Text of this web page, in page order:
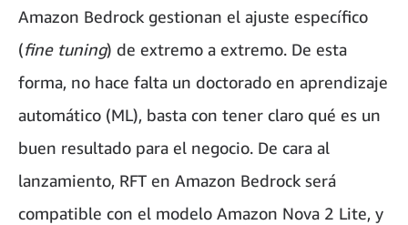
Amazon Bedrock gestionan el ajuste específico
(fine tuning) de extremo a extremo. De esta
forma, no hace falta un doctorado en aprendizaje
automático (ML), basta con tener claro qué es un
buen resultado para el negocio. De cara al
lanzamiento, RFT en Amazon Bedrock será
compatible con el modelo Amazon Nova 2 Lite, y